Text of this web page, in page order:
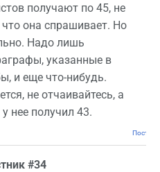
получают по 45, не
она спрашивает. Но
Надо лишь
указанные в
и еще что-нибудь.
не отчаивайтесь, а
нее получил 43.
#34